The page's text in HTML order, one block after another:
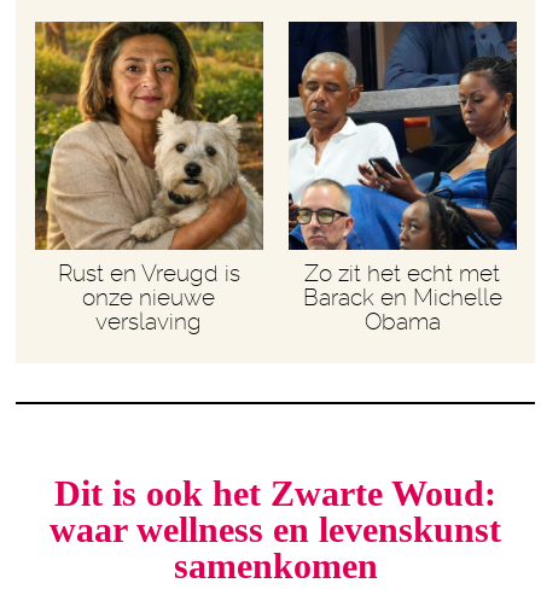
Rust en Vreugd is
onze nieuwe
verslaving
Zo zit het echt met
Barack en Michelle
Obama
Dit is ook het Zwarte Woud:
waar wellness en levenskunst
samenkomen